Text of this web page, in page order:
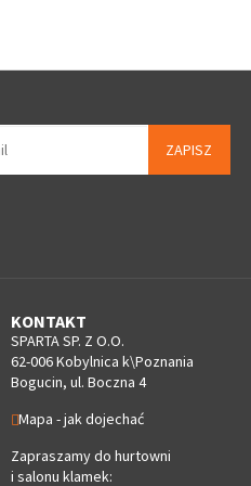
ZAPISZ
KONTAKT
SPARTA SP. Z O.O.
62-006 Kobylnica k\Poznania
Bogucin, ul. Boczna 4
Mapa - jak dojechać
Zapraszamy do hurtowni
i salonu klamek: